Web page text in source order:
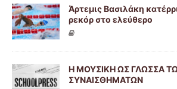
Άρτεμις Βασιλάκη
ρεκόρ στο ελεύθερο
Η ΜΟΥΣΙΚΗ ΩΣ ΓΛΩΣΣΑ
ΣΥΝΑΙΣΘΗΜΑΤΩΝ